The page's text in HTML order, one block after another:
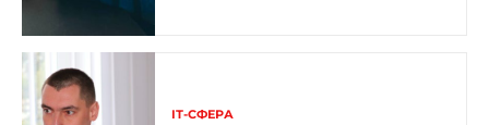
ІТ-СФЕРА